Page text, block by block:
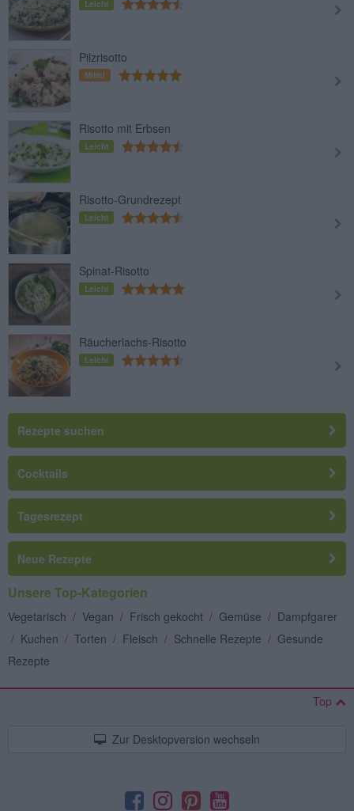
Leicht
Pilzrisotto
Mittel
Risotto mit Erbsen
Leicht
Risotto-Grundrezept
Leicht
Spinat-Risotto
Leicht
Räucherlachs-Risotto
Leicht
Rezepte suchen
Cocktails
Tagesrezept
Neue Rezepte
Unsere Top-Kategorien
Vegetarisch / Vegan / Frisch gekocht / Gemüse / Dampfgarer
/ Kuchen / Torten / Fleisch / Schnelle Rezepte / Gesunde
Rezepte
Top
Zur Desktopversion wechseln